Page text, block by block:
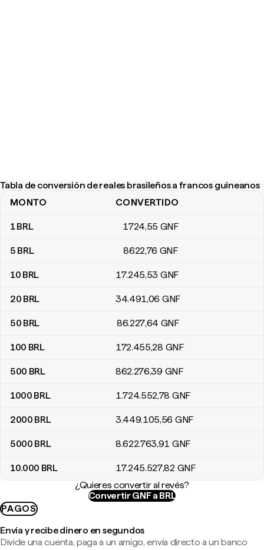
Tabla de conversión de reales brasileños a francos guineanos
Tabla de conversión de reales brasileños a francos guineanos
MONTO CONVERTIDO
1BRL 1724,55 GNF
5 BRL 8622,76 GNF
10 BRL 17.245,53 GNF
20 BRL 34.491,06 GNF
50 BRL 86.227,64 GNF
100 BRL 172.455,28 GNF
500 BRL 862.276,39 GNF
1000 BRL 1.724.552,78 GNF
2000 BRL 3.449.105,56 GNF
5000 BRL 8.622.763,91 GNF
10.000 BRL 17.245.527,82 GNF
¿Quieres convertir al revés?
Convertir GNF a BRL
PAGOS
Envía y recibe dinero en segundos
Divide una cuenta, paga a un amigo, envía directo a un banco